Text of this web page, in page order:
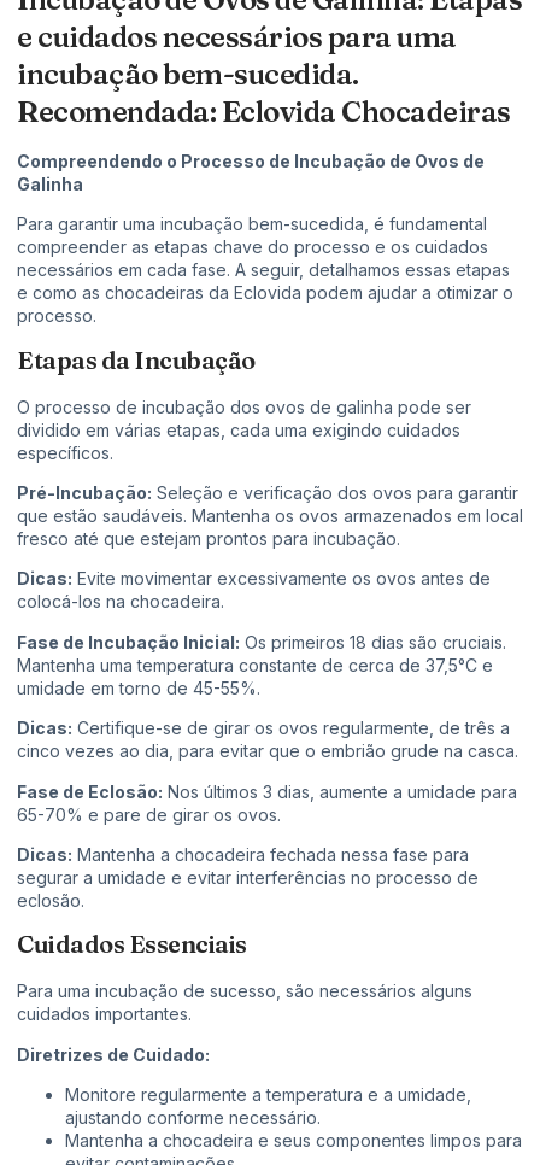
e cuidados necessários para uma
incubação bem-sucedida.
Recomendada: Eclovida Chocadeiras
Compreendendo o Processo de Incubação de Ovos de
Galinha
Para garantir uma incubação bem-sucedida, é fundamental
compreender as etapas chave do processo e os cuidados
necessários em cada fase. A seguir, detalhamos essas etapas
e como as chocadeiras da Eclovida podem ajudar a otimizar o
processo.
Etapas da Incubação
O processo de incubação dos ovos de galinha pode ser
dividido em várias etapas, cada uma exigindo cuidados
específicos.
Pré-Incubação: Seleção e verificação dos ovos para garantir
que estão saudáveis. Mantenha os ovos armazenados em local
fresco até que estejam prontos para incubação.
Dicas: Evite movimentar excessivamente os ovos antes de
colocá-los na chocadeira.
Fase de Incubação Inicial: Os primeiros 18 dias são cruciais.
Mantenha uma temperatura constante de cerca de 37,5°C e
umidade em torno de 45-55%.
Dicas: Certifique-se de girar os ovos regularmente, de três a
cinco vezes ao dia, para evitar que o embrião grude na casca.
Fase de Eclosão: Nos últimos 3 dias, aumente a umidade para
65-70% e pare de girar os ovos.
Dicas: Mantenha a chocadeira fechada nessa fase para
segurar a umidade e evitar interferências no processo de
eclosão.
Cuidados Essenciais
Para uma incubação de sucesso, são necessários alguns
cuidados importantes.
Diretrizes de Cuidado:
Monitore regularmente a temperatura e a umidade,
ajustando conforme necessário.
Mantenha a chocadeira e seus componentes limpos para